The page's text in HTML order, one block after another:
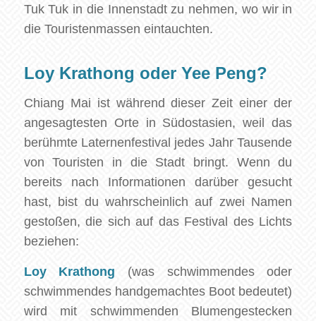
Tuk Tuk in die Innenstadt zu nehmen, wo wir in
die Touristenmassen eintauchten.
Loy Krathong oder Yee Peng?
Chiang Mai ist während dieser Zeit einer der
angesagtesten Orte in Südostasien, weil das
berühmte Laternenfestival jedes Jahr Tausende
von Touristen in die Stadt bringt. Wenn du
bereits nach Informationen darüber gesucht
hast, bist du wahrscheinlich auf zwei Namen
gestoßen, die sich auf das Festival des Lichts
beziehen:
Loy Krathong (was schwimmendes oder
schwimmendes handgemachtes Boot bedeutet)
wird mit schwimmenden Blumengestecken